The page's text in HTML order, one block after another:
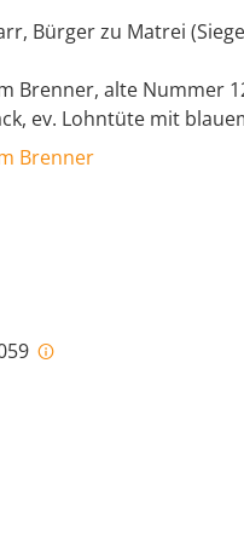
Bürger zu Matrei
Brenner, alte Nummer
ev. Lohntüte mit
Brenner